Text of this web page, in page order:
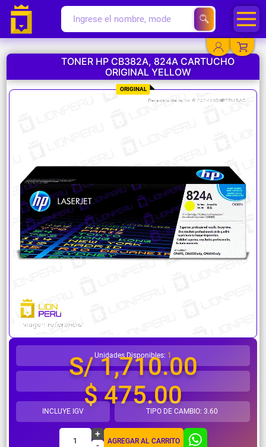
YA EXISTO
SOY NUEVO
¿Necesitas ayuda?
TONER HP CB382A, 824A CARTUCHO
ORIGINAL YELLOW
ORIGINAL
Unidades Disponibles: 1
S/ 1,710.00
$ 475.00
INCLUYE IGV TIPO DE CAMBIO: 3.60
1
+
AGREGAR AL CARRITO